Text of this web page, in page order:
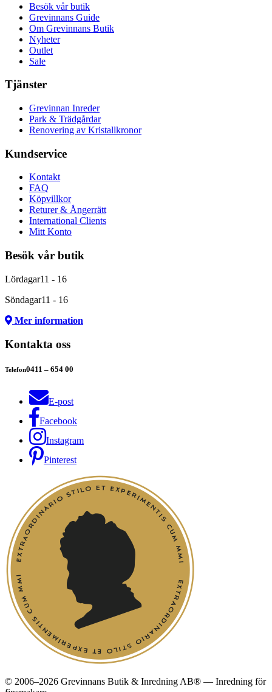
Besök vår butik
Grevinnans Guide
Om Grevinnans Butik
Nyheter
Outlet
Sale
Tjänster
Grevinnan Inreder
Park & Trädgårdar
Renovering av Kristallkronor
Kundservice
Kontakt
FAQ
Köpvillkor
Returer & Ångerrätt
International Clients
Mitt Konto
Besök vår butik
Lördagar11 - 16
Söndagar11 - 16
Mer information
Kontakta oss
Telefon0411 – 654 00
E-post
Facebook
Instagram
Pinterest
© 2006–2026 Grevinnans Butik & Inredning AB® — Inredning för